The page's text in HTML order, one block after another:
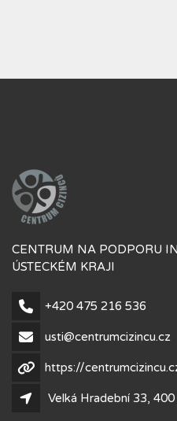
CENTRUM NA PODPORU
ÚSTECKÉM KRAJI
+420 475 216 536
usti@centrumcizincu.cz
https://
Velká Hradební 33,